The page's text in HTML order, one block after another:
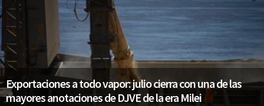
Exportaciones a todo vapor: julio cierra con una de las
mayores anotaciones de DJVE de la era Milei